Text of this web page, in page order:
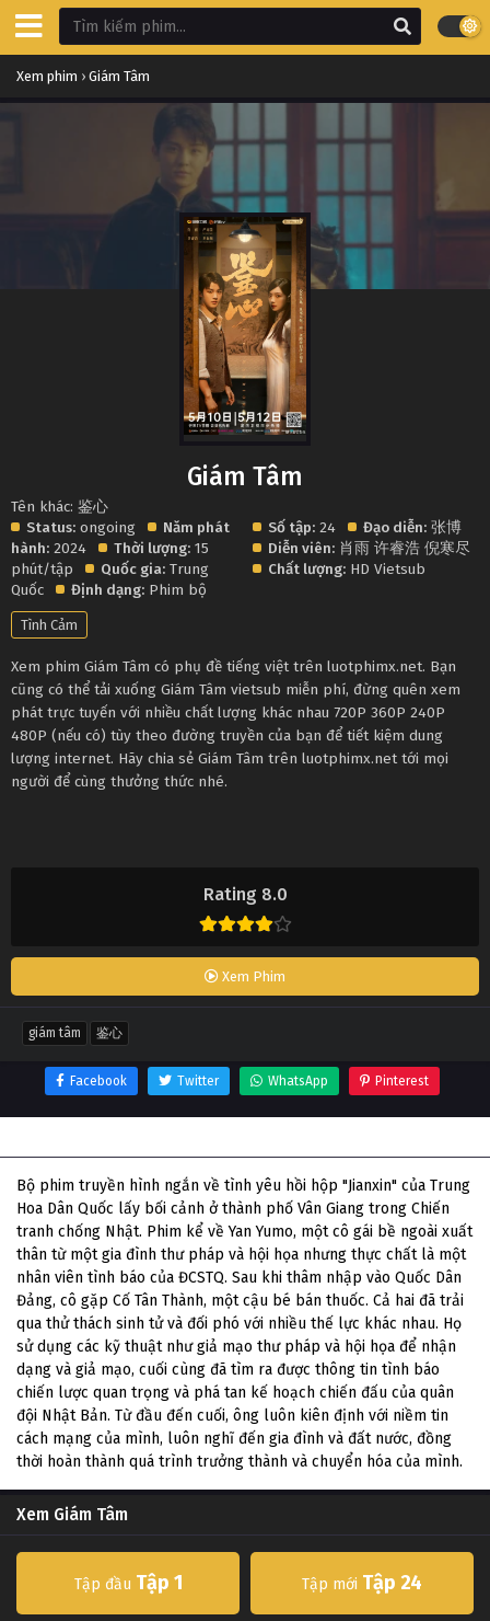
Xem phim › Giám Tâm
Rating 8.0
Xem Phim
Giám Tâm
Tên khác: 鉴心
Status: ongoing
Năm phát
hành: 2024 Thời lượng: 15
phút/tập
Quốc gia: Trung
Quốc
Định dạng: Phim bộ
Số tập: 24 Đạo diễn: 张博
Diễn viên: 肖雨 许睿浩 倪寒尽
Chất lượng: HD Vietsub
Tình Cảm
Xem phim Giám Tâm có phụ đề tiếng việt trên luotphimx.net. Bạn
cũng có thể tải xuống Giám Tâm vietsub miễn phí, đừng quên xem
phát trực tuyến với nhiều chất lượng khác nhau 720P 360P 240P
480P (nếu có) tùy theo đường truyền của bạn để tiết kiệm dung
lượng internet. Hãy chia sẻ Giám Tâm trên luotphimx.net tới mọi
người để cùng thưởng thức nhé.
giám tâm 鉴心
Facebook Twitter WhatsApp Pinterest
Bộ phim truyền hình ngắn về tình yêu hồi hộp "Jianxin" của Trung
Hoa Dân Quốc lấy bối cảnh ở thành phố Vân Giang trong Chiến
tranh chống Nhật. Phim kể về Yan Yumo, một cô gái bề ngoài xuất
thân từ một gia đình thư pháp và hội họa nhưng thực chất là một
nhân viên tình báo của ĐCSTQ. Sau khi thâm nhập vào Quốc Dân
Đảng, cô gặp Cố Tân Thành, một cậu bé bán thuốc. Cả hai đã trải
qua thử thách sinh tử và đối phó với nhiều thế lực khác nhau. Họ
sử dụng các kỹ thuật như giả mạo thư pháp và hội họa để nhận
dạng và giả mạo, cuối cùng đã tìm ra được thông tin tình báo
chiến lược quan trọng và phá tan kế hoạch chiến đấu của quân
đội Nhật Bản. Từ đầu đến cuối, ông luôn kiên định với niềm tin
cách mạng của mình, luôn nghĩ đến gia đình và đất nước, đồng
thời hoàn thành quá trình trưởng thành và chuyển hóa của mình.
Xem Giám Tâm
Tập đầu Tập 1 Tập mới Tập 24